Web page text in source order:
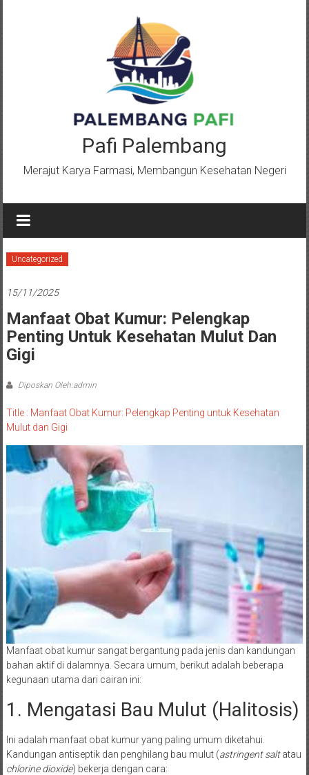
Pafi Palembang
Merajut Karya Farmasi, Membangun Kesehatan Negeri
Uncategorized
15/11/2025
Manfaat Obat Kumur: Pelengkap
Penting Untuk Kesehatan Mulut Dan
Gigi
Diposkan Oleh:admin
Title : Manfaat Obat Kumur: Pelengkap Penting untuk Kesehatan
Mulut dan Gigi
Manfaat obat kumur sangat bergantung pada jenis dan kandungan
bahan aktif di dalamnya. Secara umum, berikut adalah beberapa
kegunaan utama dari cairan ini:
1. Mengatasi Bau Mulut (Halitosis)
Ini adalah manfaat obat kumur yang paling umum diketahui.
Kandungan antiseptik dan penghilang bau mulut (astringent saltatau
chlorine dioxide) bekerja dengan cara: